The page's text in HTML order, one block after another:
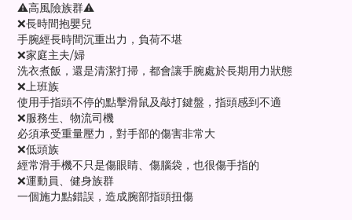
⚠️高風險族群⚠️
❌長時間抱嬰兒
手腕經長時間沉重出力，負荷不堪
❌家庭主夫/婦
洗衣煮飯，還是清潔打掃，都會讓手腕處於長期用力狀態
❌上班族
使用手指頭不停的點擊滑鼠及敲打鍵盤，指頭感到不適
❌服務生、物流司機
必須承受重量壓力，對手部的傷害非常大
❌低頭族
經常滑手機不只是傷眼睛、傷腦袋，也很傷手指的
❌運動員、健身族群
一個施力點錯誤，造成腕部指頭扭傷